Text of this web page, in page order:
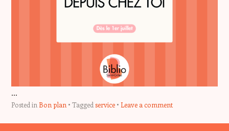
…
Posted in Bon plan Tagged service Leave a comment